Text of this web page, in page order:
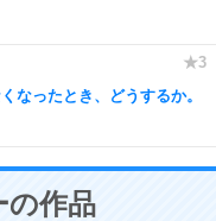
なったとき、どうするか。
の作品